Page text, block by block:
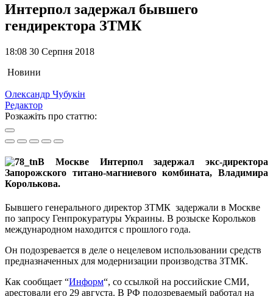
Интерпол задержал бывшего
гендиректора ЗТМК
18:08 30 Серпня 2018
Новини
Олександр Чубукін
Редактор
Розкажіть про статтю:
В Москве Интерпол задержал экс-директора
Запорожского титано-магниевого комбината, Владимира
Королькова.
Бывшего генерального директор ЗТМК задержали в Москве
по запросу Генпрокуратуры Украины. В розыске Корольков
международном находится с прошлого года.
Он подозревается в деле о нецелевом использовании средств
предназначенных для модернизации производства ЗТМК.
Как сообщает “Информ“, со ссылкой на российские СМИ,
арестовали его 29 августа. В РФ подозреваемый работал на